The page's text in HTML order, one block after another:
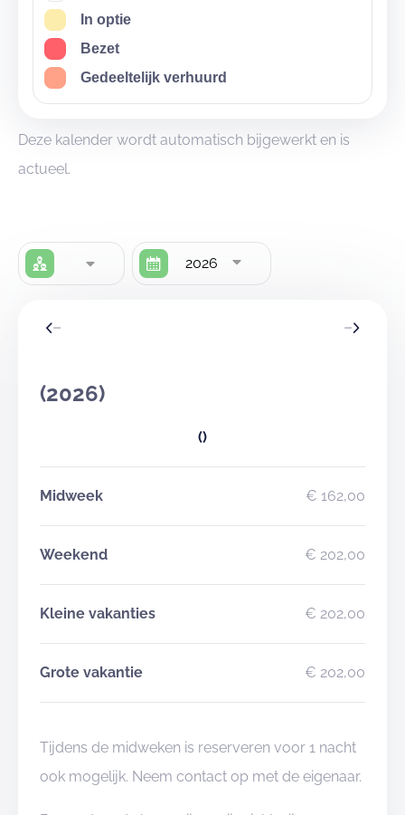
In optie
Bezet
Gedeeltelijk verhuurd
Deze kalender wordt automatisch bijgewerkt en is
actueel.
2026
(2026)
()
Midweek € 162,00
Weekend € 202,00
Kleine vakanties € 202,00
Grote vakantie € 202,00
Tijdens de midweken is reserveren voor 1 nacht
ook mogelijk. Neem contact op met de eigenaar.